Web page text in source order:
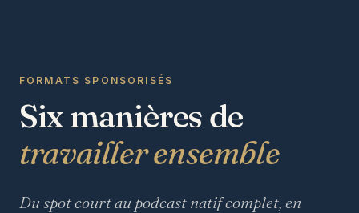
FORMATS SPONSORISÉS
Six manières de
travailler ensemble
Du spot court au podcast natif complet, en